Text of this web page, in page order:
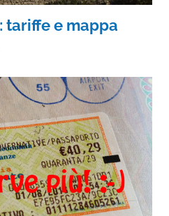
tariffe e mappa